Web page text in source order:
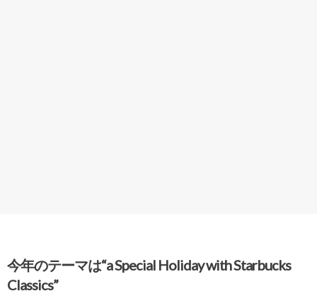
今年のテーマは“a Special Holiday with Starbucks
Classics”